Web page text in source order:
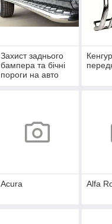
Захист заднього
бампера та бічні
пороги на авто
Acura Alfa